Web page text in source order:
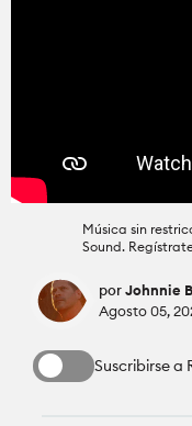
Industria
Cámaras
Cámaras
Lentes
English
Música sin
Sound.
porJohnnie
Agosto 05,
Suscribirse a